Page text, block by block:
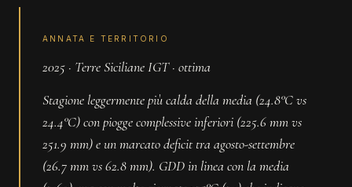
ANNATA E TERRITORIO
2025 · Terre Siciliane IGT · ottima
Stagione leggermente più calda della media (24.8°C vs
24.4°C) con piogge complessive inferiori (225.6 mm vs
251.9 mm) e un marcato deficit tra agosto-settembre
(26.7 mm vs 62.8 mm). GDD in linea con la media